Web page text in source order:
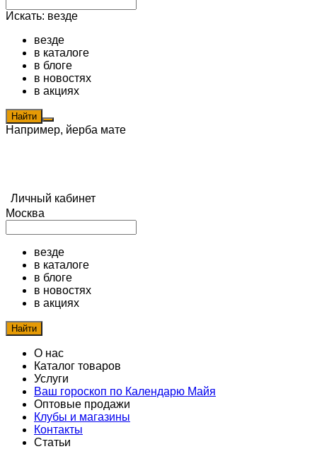
Искать: везде
везде
в каталоге
в блоге
в новостях
в акциях
Найти
Например, йерба мате
Личный кабинет
Москва
везде
в каталоге
в блоге
в новостях
в акциях
Найти
О нас
Каталог товаров
Услуги
Ваш гороскоп по Календарю Майя
Оптовые продажи
Клубы и магазины
Контакты
Статьи